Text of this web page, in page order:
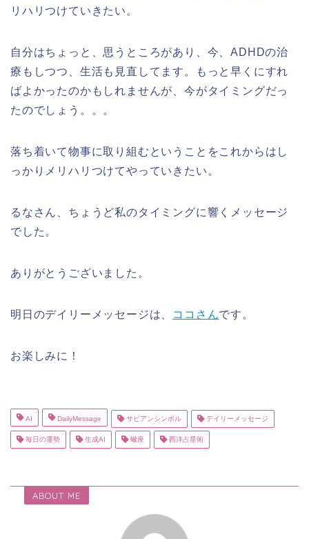
リハリつけていきたい。
自分はちょっと、思うところがあり、今、ADHDの治
療もしつつ、生活も見直してます。もっと早くにすれ
ばよかったのかもしれませんが、今がタイミングだっ
たのでしょう。。。
落ち着いて物事に取り組むということをこれからはし
っかりメリハリつけてやっていきたい。
るなさん、ちょうど私のタイミングに響くメッセージ
でした。
ありがとうございました。
明日のデイリーメッセージは、 ココさんです。
お楽しみに！
AI DailyMessage サビアンシンボル デイリーメッセージ
毎日の運勢 生成AI 蠍座 西洋占星術
ABOUT ME